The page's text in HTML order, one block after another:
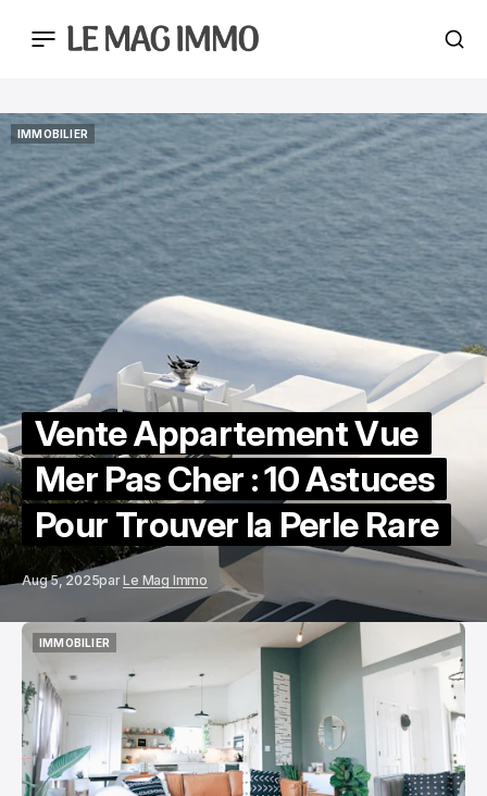
IMMOBILIER
IMMOBILIER
Vente Appartement Vue
Mer Pas Cher : 10 Astuces
Pour Trouver la Perle Rare
Aug 5, 2025parLe Mag Immo
IMMOBILIER